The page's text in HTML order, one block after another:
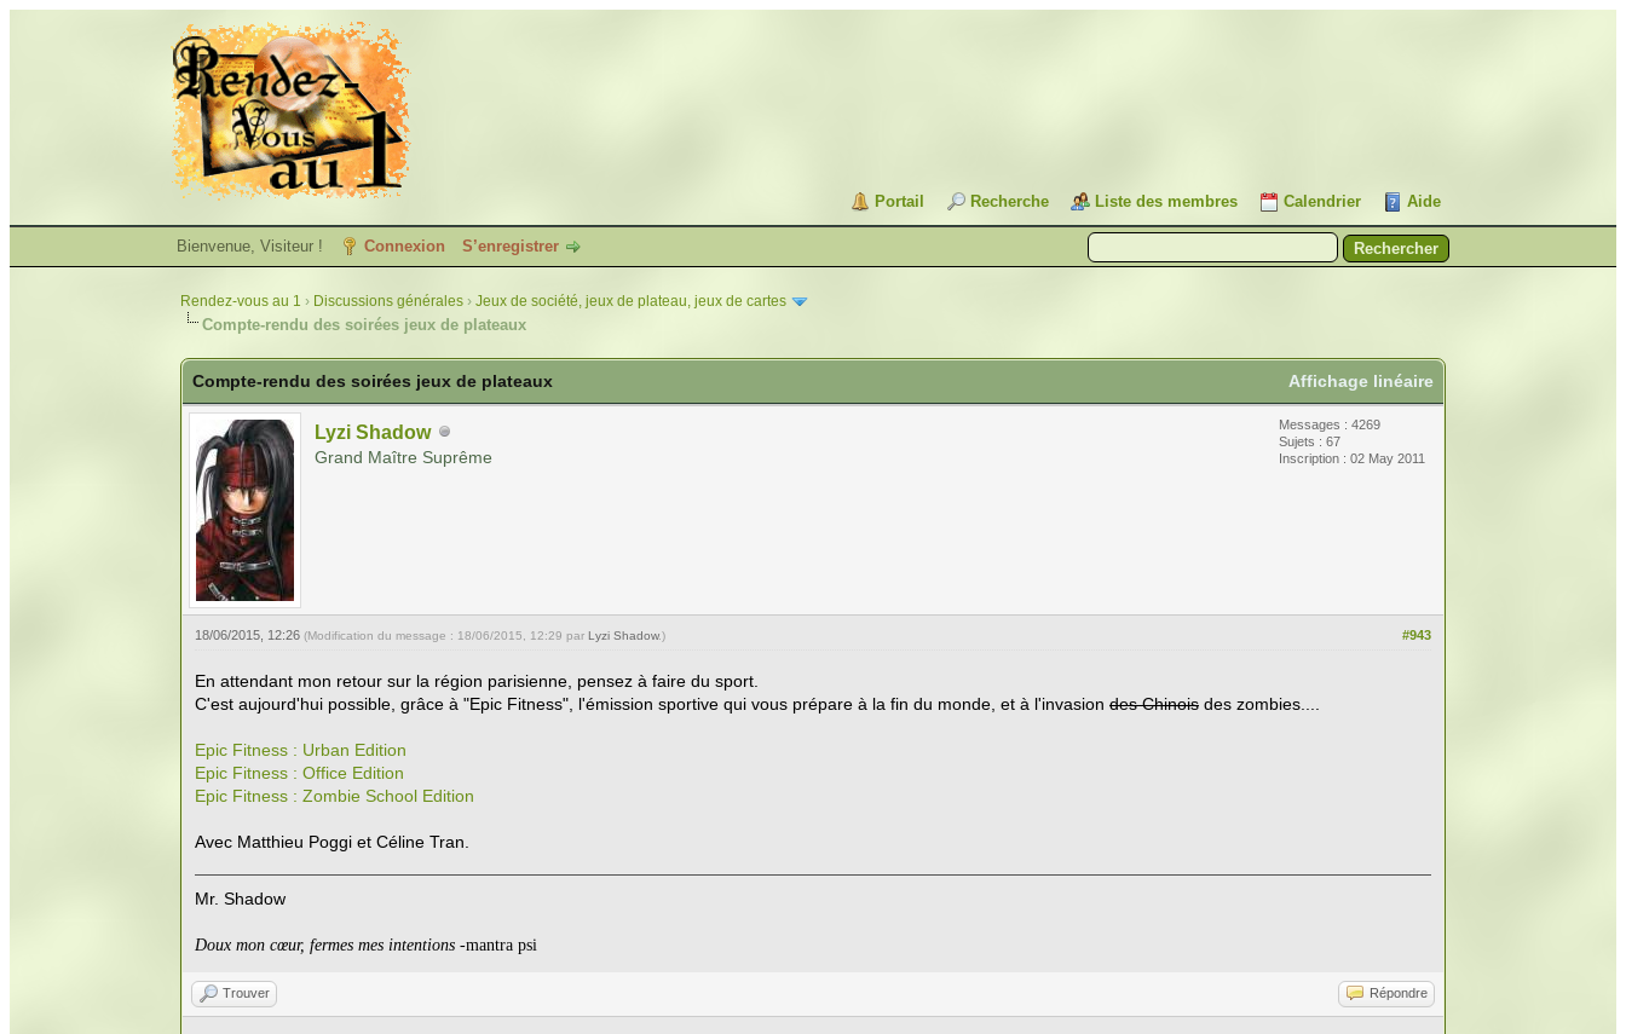
Portail Recherche Liste des membres Calendrier Aide
Bienvenue, Visiteur ! Connexion S’enregistrer
Rendez-vous au 1 › Discussions générales› Jeux de société, jeux de plateau, jeux de cartes
Compte-rendu des soirées jeux de plateaux
Affichage linéaire
Compte-rendu des soirées jeux de plateaux
Lyzi Shadow
Grand Maître Suprême
Messages : 4269
Sujets : 67
Inscription : 02 May 2011
#943
18/06/2015, 12:26 (Modification du message : 18/06/2015, 12:29 par Lyzi Shadow.)
En attendant mon retour sur la région parisienne, pensez à faire du sport.
C'est aujourd'hui possible, grâce à "Epic Fitness", l'émission sportive qui vous prépare à la fin du monde, et à l'invasion des Chinoisdes zombies....
Epic Fitness : Urban Edition
Epic Fitness : Office Edition
Epic Fitness : Zombie School Edition
Avec Matthieu Poggi et Céline Tran.
Mr. Shadow
Doux mon cœur, fermes mes intentions -mantra psi
Trouver Répondre